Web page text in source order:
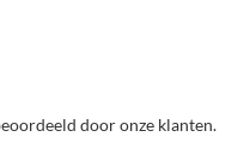
door onze klanten.